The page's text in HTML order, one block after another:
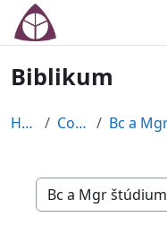
Skip to main content
Biblikum
Home Courses
Course categories